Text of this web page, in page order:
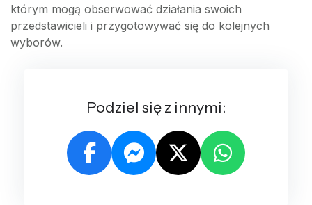
którym mogą obserwować działania swoich
przedstawicieli i przygotowywać się do kolejnych
wyborów.
Podziel się z innymi: